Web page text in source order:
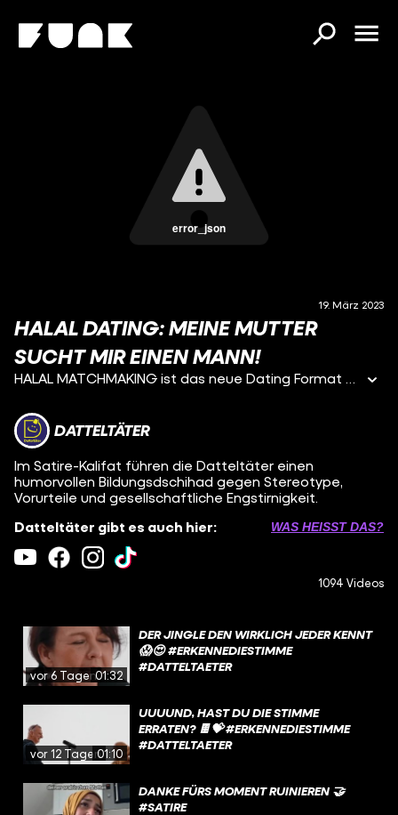
error_json
19. März 2023
HALAL DATING: MEINE MUTTER
SUCHT MIR EINEN MANN!
HALAL MATCHMAKING ist das neue Dating Format von Muslimen für Muslime. Kann Maraams Mutter den perfekten Mann für ihre Tochter finden? Dafür befragt sie unsere 7 Kandidaten nach ihrer eigenen Checkliste und stellt dabei auch die unangenehmen Fragen!
DATTELTÄTER
Im Satire-Kalifat führen die Datteltäter einen
humorvollen Bildungsdschihad gegen Stereotype,
Vorurteile und gesellschaftliche Engstirnigkeit.
Datteltäter gibt es auch hier:
WAS HEISST DAS?
1094 Videos
vor 6 Tagen01:32
DER JINGLE DEN WIRKLICH JEDER KENNT
😱😍 #ERKENNEDIESTIMME
#DATTELTAETER
vor 12 Tagen01:10
UUUUND, HAST DU DIE STIMME
ERRATEN? 🍫💝 #ERKENNEDIESTIMME
#DATTELTAETER
DANKE FÜRS MOMENT RUINIEREN 🤝
#SATIRE